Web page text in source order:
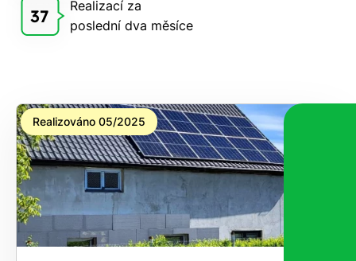
37
Realizací za
poslední dva měsíce
Realizováno 05/2025